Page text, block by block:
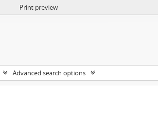
Print preview
Advanced search options